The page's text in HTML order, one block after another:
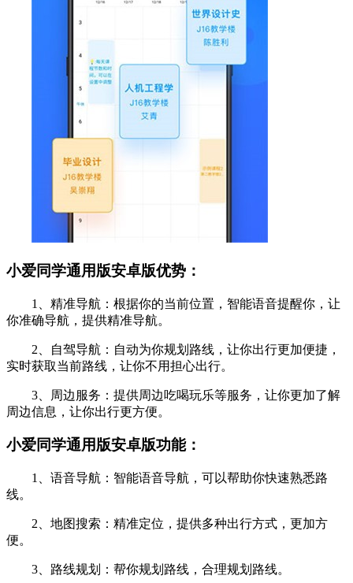
小爱同学通用版安卓版优势：
1、精准导航：根据你的当前位置，智能语音提醒你，让
你准确导航，提供精准导航。
2、自驾导航：自动为你规划路线，让你出行更加便捷，
实时获取当前路线，让你不用担心出行。
3、周边服务：提供周边吃喝玩乐等服务，让你更加了解
周边信息，让你出行更方便。
小爱同学通用版安卓版功能：
1、语音导航：智能语音导航，可以帮助你快速熟悉路
线。
2、地图搜索：精准定位，提供多种出行方式，更加方
便。
3、路线规划：帮你规划路线，合理规划路线。